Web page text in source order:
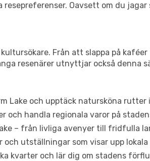
Oavsett om du
Från att slappa på
resenärer utnyttjar också denna
Lake och upptäck natursköna rutter
och handla regionala varor på
– från livliga avenyer till fridfulla
och utställningar som visar upp lokala
kvarter och lär dig om stadens